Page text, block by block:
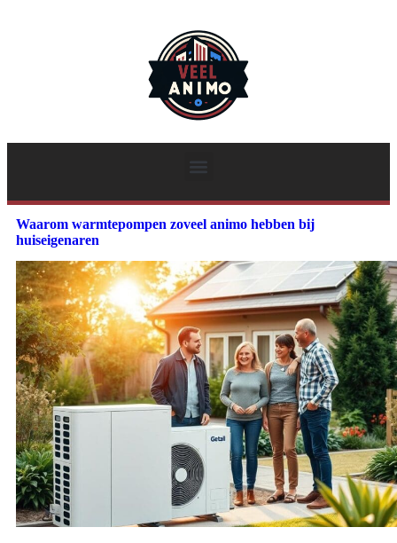
Waarom warmtepompen zoveel animo hebben bij
huiseigenaren